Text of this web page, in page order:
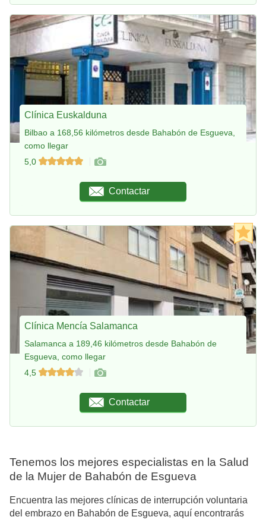
Clínica Euskalduna
Bilbao a 168,56 kilómetros desde Bahabón de Esgueva,
como llegar
5,0
Contactar
Clínica Mencía Salamanca
Salamanca a 189,46 kilómetros desde Bahabón de
Esgueva, como llegar
4,5
Contactar
Tenemos los mejores especialistas en la Salud
de la Mujer de Bahabón de Esgueva
Encuentra las mejores clínicas de interrupción voluntaria
del embrazo en Bahabón de Esgueva, aquí encontrarás